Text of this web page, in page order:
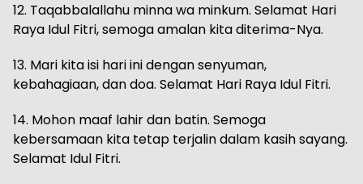
12. Taqabbalallahu minna wa minkum. Selamat Hari
Raya Idul Fitri, semoga amalan kita diterima-Nya.
13. Mari kita isi hari ini dengan senyuman,
kebahagiaan, dan doa. Selamat Hari Raya Idul Fitri.
14. Mohon maaf lahir dan batin. Semoga
kebersamaan kita tetap terjalin dalam kasih sayang.
Selamat Idul Fitri.